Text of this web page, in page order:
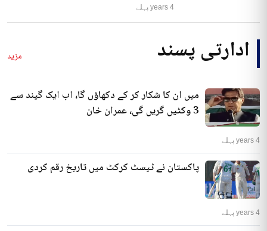
4 years پہلے
ادارتی پسند مزید
میں ان کا شکار کر کے دکھاؤں گا، اب ایک گیند سے
3 وکٹیں گریں گی، عمران خان
4 years پہلے
پاکستان نے ٹیسٹ کرکٹ میں تاریخ رقم کردی
4 years پہلے